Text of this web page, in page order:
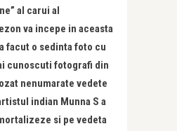
al carui al
va incepe in aceasta
facut o sedinta foto cu
cunoscuti fotografi din
nenumarate vedete
indian Munna S a
si pe vedeta